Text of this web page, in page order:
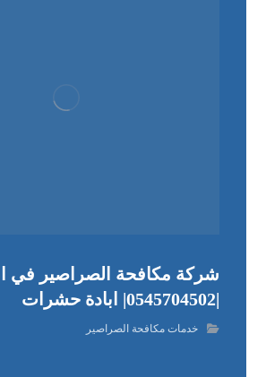
شركة مكافحة الصراصير في
|0545704502| ابادة حشرات
خدمات مكافحة الصراصير